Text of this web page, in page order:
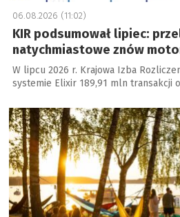
06.08.2026 (11:02)
KIR podsumował lipiec:
natychmiastowe znów
W lipcu 2026 r. Krajowa Izba
systemie Elixir 189,91 mln transakcji
a